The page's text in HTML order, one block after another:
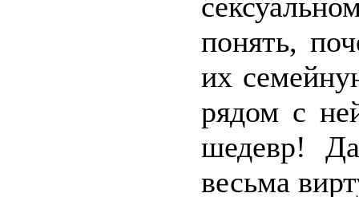
понять,
их
рядом с
шедевр!
весьма